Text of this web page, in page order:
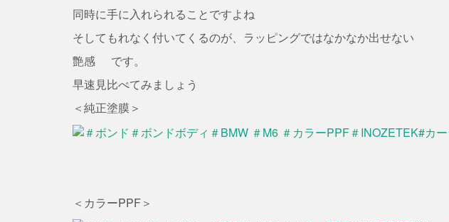
同時に手に入れられることですよね
そしてもれなく付いてくるのが、ラッピングではなかなか出せない
艶感
です。
早速見比べてみましょう
＜純正塗膜＞
＜カラーPPF＞